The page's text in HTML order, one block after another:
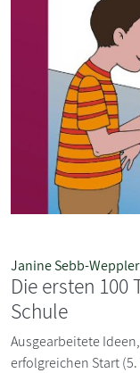
Janine Sebb-Weppler
Die ersten
Schule
Ausgearbeitete
erfolgreichen Start